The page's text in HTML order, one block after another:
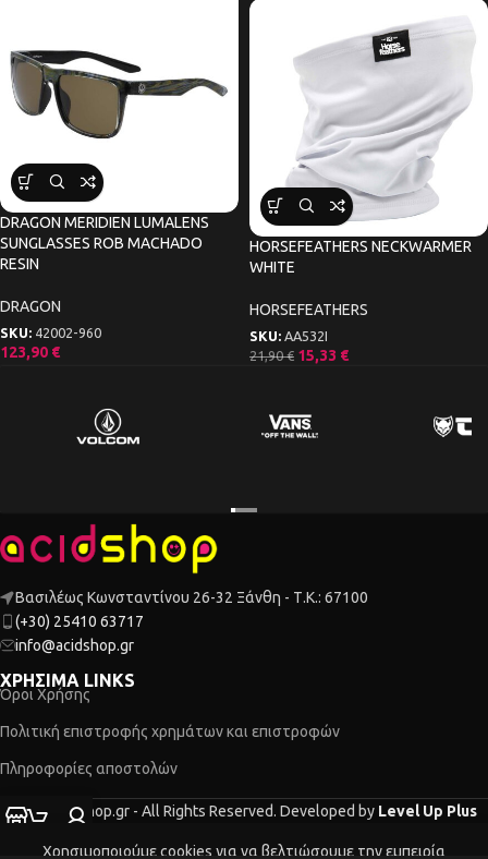
DRAGON MERIDIEN LUMALENS
SUNGLASSES ROB MACHADO
RESIN
DRAGON
SKU: 42002-960
123,90 €
HORSEFEATHERS NECKWARMER
WHITE
HORSEFEATHERS
SKU: AA532I
21,90€ 15,33 €
Βασιλέως Κωνσταντίνου 26-32 Ξάνθη - Τ.Κ.: 67100
(+30) 25410 63717
info@acidshop.gr
ΧΡΗΣΙΜΑ LINKS
Όροι Χρήσης
Πολιτική επιστροφής χρημάτων και επιστροφών
Πληροφορίες αποστολών
2026 Acidshop.gr - All Rights Reserved. Developed by Level Up Plus
Χρησιμοποιούμε cookies για να βελτιώσουμε την εμπειρία